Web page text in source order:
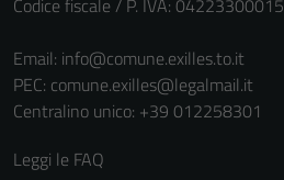
Codice fiscale / P. IVA: 04223300015
Email: info@comune.exilles.to.it
PEC: comune.exilles@legalmail.it
Centralino unico: +39 012258301
Leggi le FAQ